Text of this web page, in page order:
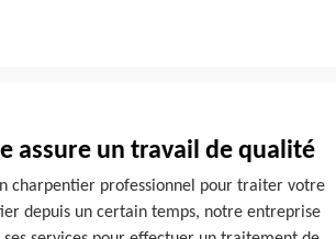
assure un travail de qualité
charpentier professionnel pour traiter votre
depuis un certain temps, notre entreprise